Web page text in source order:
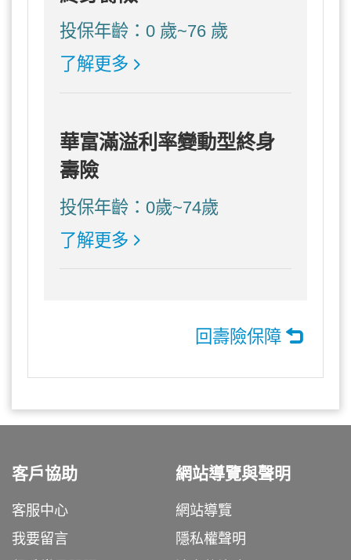
投保年齡：0 歲~76 歲
了解更多
華富滿溢利率變動型終身
壽險
投保年齡：0歲~74歲
了解更多
回壽險保障
客戶協助
客服中心
我要留言
網站導覽與聲明
網站導覽
隱私權聲明